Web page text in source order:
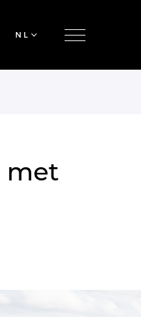
NL
met